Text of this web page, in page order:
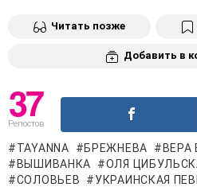
Читать позже
Добавить в
37
Репостов
TAYANNA БРЕЖНЕВА
ВЕРА
ВЫШИВАНКА
ОЛЯ
СОЛОВЬЕВ
УКРАИНСКАЯ